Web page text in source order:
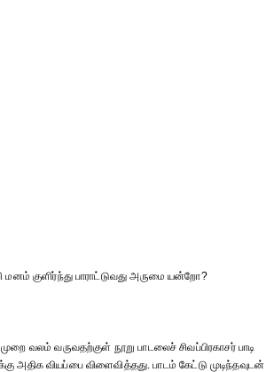
மனம் குளிர்ந்து பாராட்டுவது அருமை யன்றோ?
வலம் வருவதற்குள் நூறு பாடலைச் சிவப்பிரகாசர் பாடி
அதிக வியப்பை விளைவித்தது. பாடம் கேட்டு முடிந்தவுடன்